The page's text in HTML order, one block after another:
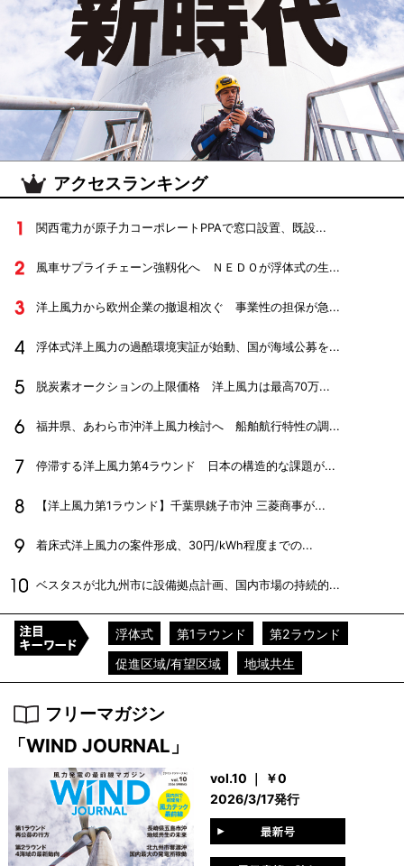
アクセスランキング
関西電力が原子力コーポレートPPAで窓口設置、既設...
風車サプライチェーン強靱化へ ＮＥＤＯが浮体式の生...
洋上風力から欧州企業の撤退相次ぐ 事業性の担保が急...
浮体式洋上風力の過酷環境実証が始動、国が海域公募を...
脱炭素オークションの上限価格 洋上風力は最高70万...
福井県、あわら市沖洋上風力検討へ 船舶航行特性の調...
停滞する洋上風力第4ラウンド 日本の構造的な課題が...
【洋上風力第1ラウンド】千葉県銚子市沖 三菱商事が...
着床式洋上風力の案件形成、30円/kWh程度までの...
ベスタスが北九州市に設備拠点計画、国内市場の持続的...
浮体式 第1ラウンド
第2ラウンド
促進区域/有望区域
地域共生
フリーマガジン
「WIND JOURNAL」
vol.10 ｜ ￥0
2026/3/17発行